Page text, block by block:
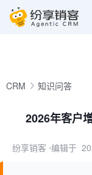
CRM 知识问答
2026年客户
纷享销客 ⋅编辑于